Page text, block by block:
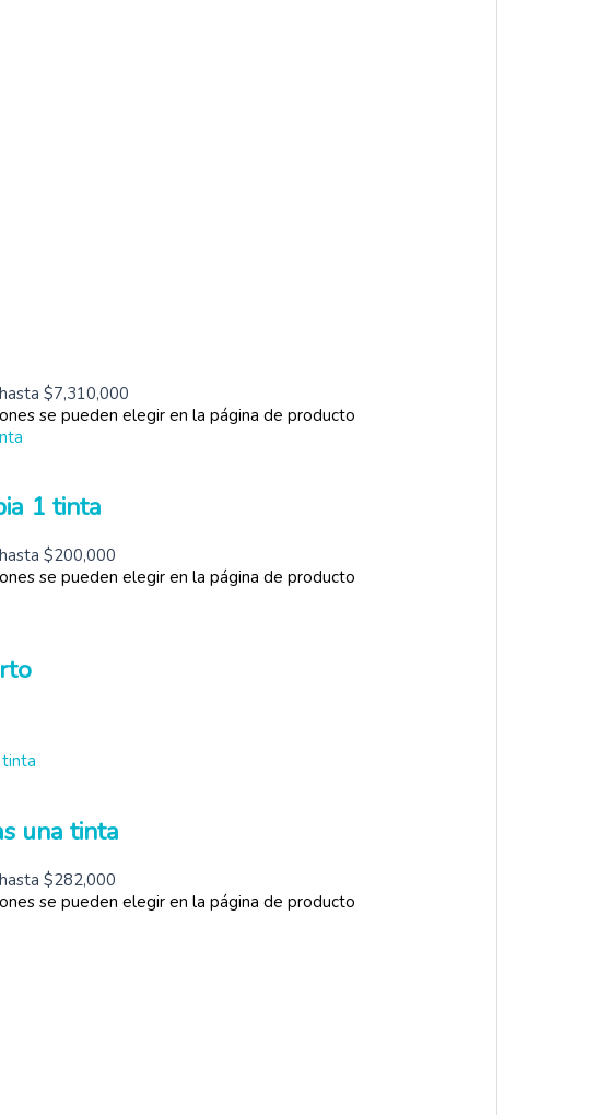
$7,310,000
se pueden elegir en la página de producto
1 tinta
$200,000
se pueden elegir en la página de producto
una tinta
$282,000
se pueden elegir en la página de producto